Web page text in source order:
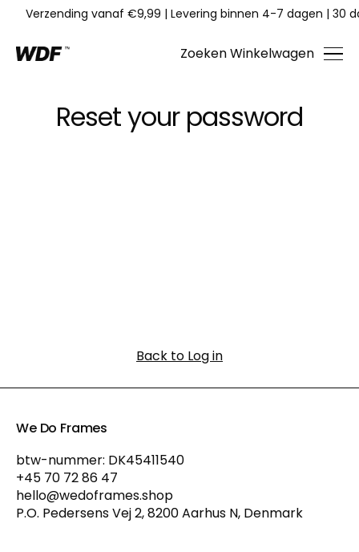
Verzending vanaf €9,99 | Levering binnen 4-7 dagen | 30
ZoekenWinkelwagen
Reset your password
Back to Log in
We Do Frames
btw-nummer: DK45411540
+45 70 72 86 47
hello@wedoframes.shop
P.O. Pedersens Vej 2, 8200 Aarhus N, Denmark